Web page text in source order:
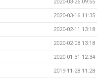
2020-03-26 09:55
2020-03-16 11:35
2020-02-11 13:18
2020-02-08 13:18
2020-01-31 12:34
2019-11-28 11:28